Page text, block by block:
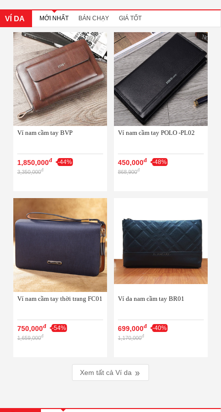
VÍ DA MỚI NHẤT BÁN CHẠY GIÁ TỐT
Ví nam cầm tay BVP
1,850,000đ -44%
3,350,000đ
Ví nam cầm tay POLO -PL02
450,000đ -48%
868,900đ
Ví nam cầm tay thời trang FC01
750,000đ -54%
1,659,000đ
Ví da nam cầm tay BR01
699,000đ -40%
1,170,000đ
Xem tất cả Ví da